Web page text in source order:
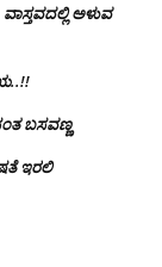
ಅಳುವ
ಬಸವಣ್ಣ
ಇರಲಿ